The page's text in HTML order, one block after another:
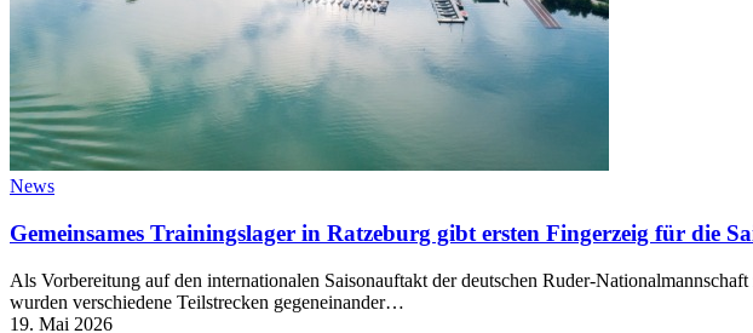
News
Gemeinsames Trainingslager in Ratzeburg gibt ersten Fingerzeig für die
Als Vorbereitung auf den internationalen Saisonauftakt der deutschen Ruder-
wurden verschiedene Teilstrecken gegeneinander…
19. Mai 2026